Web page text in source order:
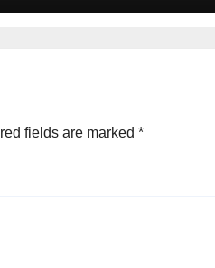
fields are marked *